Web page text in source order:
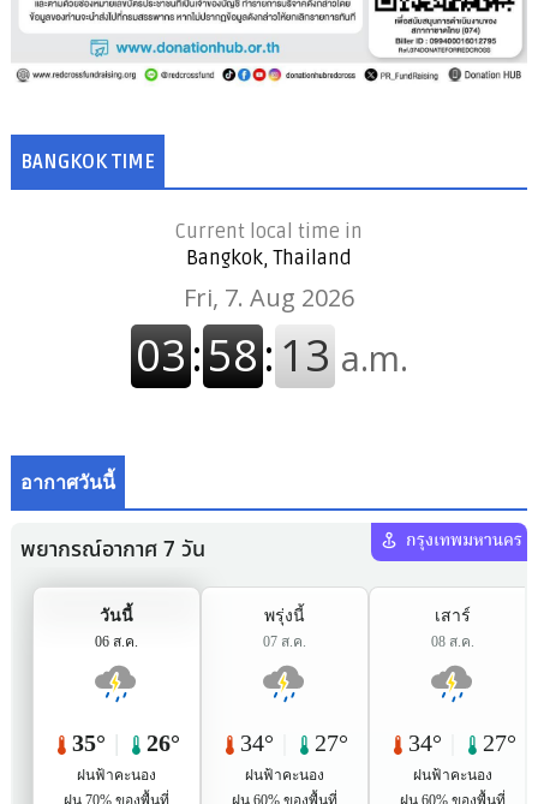
BANGKOK TIME
Current local time in
Bangkok, Thailand
อากาศวันนี้